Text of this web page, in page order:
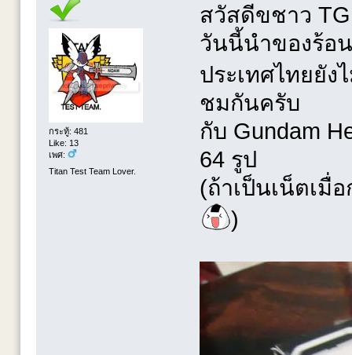
กระทู้: 481
Like: 13
เพศ:
Titan Test Team Lover.
สวัสดีขชาว
วันนี้นำของร้อ
ประเทศไทยยั
ชมกันครับ
กับ Gundam
64 รูป
(ถ้าเป็นเน็ตเมื่
)